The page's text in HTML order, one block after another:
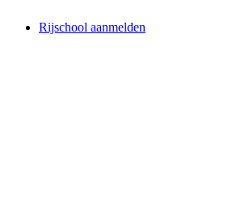
Rijschool aanmelden